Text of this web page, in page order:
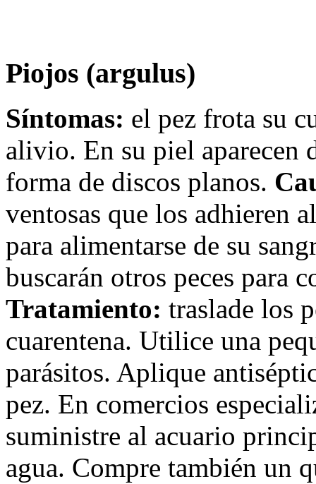
Piojos (argulus)
Síntomas: el pez frota su
alivio. En su piel aparecen
forma de discos planos.
ventosas que los adhieren
para alimentarse de su
buscarán otros peces para
Tratamiento: traslade los
cuarentena. Utilice una
parásitos. Aplique
pez. En comercios
suministre al acuario
agua. Compre también un